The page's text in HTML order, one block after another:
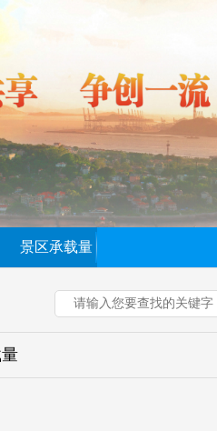
景区承载量